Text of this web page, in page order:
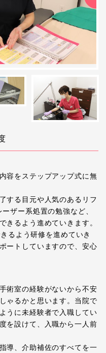
容をステップアップ式に無
する目元や人気のあるリフ
ザー系処置の勉強など、
きるよう進めていきます。
るよう研修を進めていき
ートしていますので、安心
術室の経験がないから不安
ゃるかと思います。当院で
うに未経験者で入職してい
を設けて、入職から一人前
導、介助補佐のすべてを一